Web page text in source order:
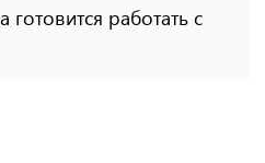
работать с